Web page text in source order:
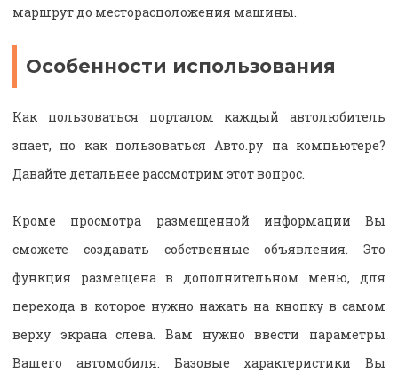
маршрут до месторасположения машины.
Особенности использования
Как пользоваться порталом каждый автолюбитель
знает, но как пользоваться Авто.ру на компьютере?
Давайте детальнее рассмотрим этот вопрос.
Кроме просмотра размещенной информации Вы
сможете создавать собственные объявления. Это
функция размещена в дополнительном меню, для
перехода в которое нужно нажать на кнопку в самом
верху экрана слева. Вам нужно ввести параметры
Вашего автомобиля. Базовые характеристики Вы